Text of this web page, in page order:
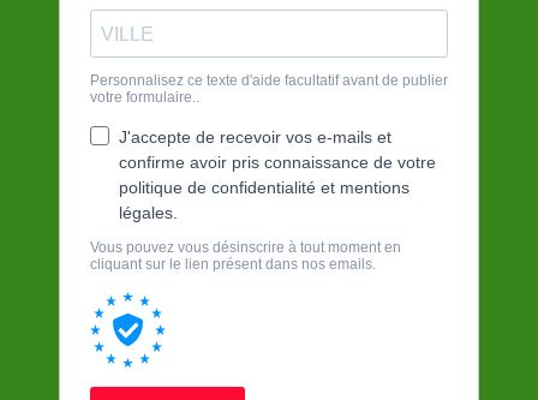
Personnalisez ce texte d'aide facultatif avant de publier
votre formulaire..
J'accepte de recevoir vos e-mails et
confirme avoir pris connaissance de votre
politique de confidentialité et mentions
légales.
Vous pouvez vous désinscrire à tout moment en
cliquant sur le lien présent dans nos emails.